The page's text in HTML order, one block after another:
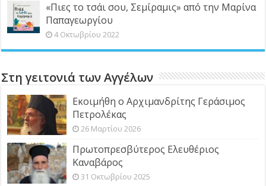
«Πιες το τσάι σου, Σεμίραμις» από την Μαρίνα
Παπαγεωργίου
4 Οκτωβρίου 2022
Στη γειτονιά των Αγγέλων
Εκοιμήθη ο Αρχιμανδρίτης Γεράσιμος
Πετρολέκας
26 Μαρτίου 2026
Πρωτοπρεσβύτερος Ελευθέριος
Καναβάρος
31 Οκτωβρίου 2025